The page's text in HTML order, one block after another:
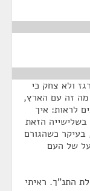
ולא צחק כי
מה זה עם הארץ,
לראות: איך
הזאת
כשהגורם
על של העם
התנ"ך. ראיתי